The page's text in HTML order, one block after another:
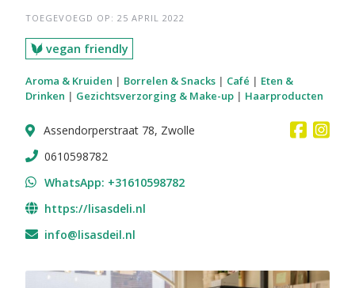
TOEGEVOEGD OP: 25 APRIL 2022
vegan friendly
Aroma & Kruiden | Borrelen & Snacks | Café | Eten &
Drinken | Gezichtsverzorging & Make-up | Haarproducten
Assendorperstraat 78, Zwolle
0610598782
WhatsApp: +31610598782
https://lisasdeli.nl
info@lisasdeil.nl